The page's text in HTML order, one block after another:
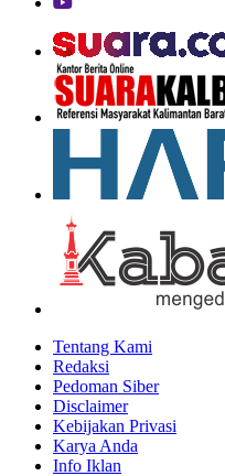
Tentang Kami
Redaksi
Pedoman Siber
Disclaimer
Kebijakan Privasi
Karya Anda
Info Iklan